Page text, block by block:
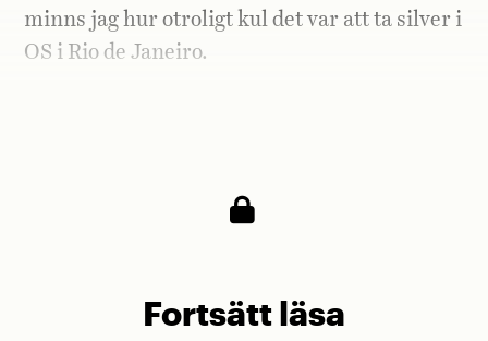
minns jag hur otroligt kul det var att ta silver i
OS i Rio de Janeiro.
Fortsätt läsa